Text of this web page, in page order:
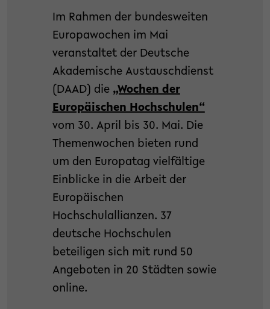
Im Rahmen der bundesweiten
Europawochen im Mai
veranstaltet der Deutsche
Akademische Austauschdienst
(DAAD) die „Wochen der
Europäischen Hochschulen“
vom 30. April bis 30. Mai. Die
Themenwochen bieten rund
um den Europatag vielfältige
Einblicke in die Arbeit der
Europäischen
Hochschulallianzen. 37
deutsche Hochschulen
beteiligen sich mit rund 50
Angeboten in 20 Städten sowie
online.